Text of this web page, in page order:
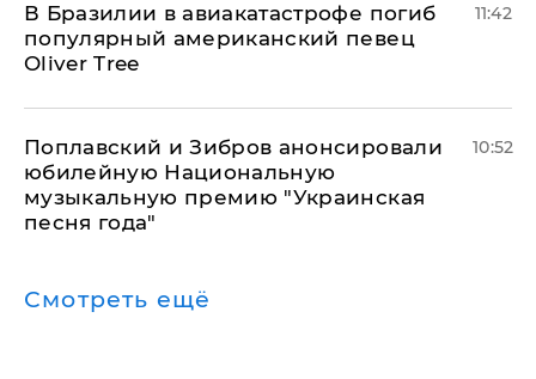
В Бразилии в авиакатастрофе погиб
популярный американский певец
Oliver Tree
11:42
Поплавский и Зибров анонсировали
юбилейную Национальную
музыкальную премию "Украинская
песня года"
10:52
Смотреть ещё